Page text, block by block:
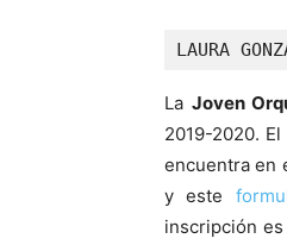
LAURA
La Joven
2019-2020.
encuentra en
y este
inscripción